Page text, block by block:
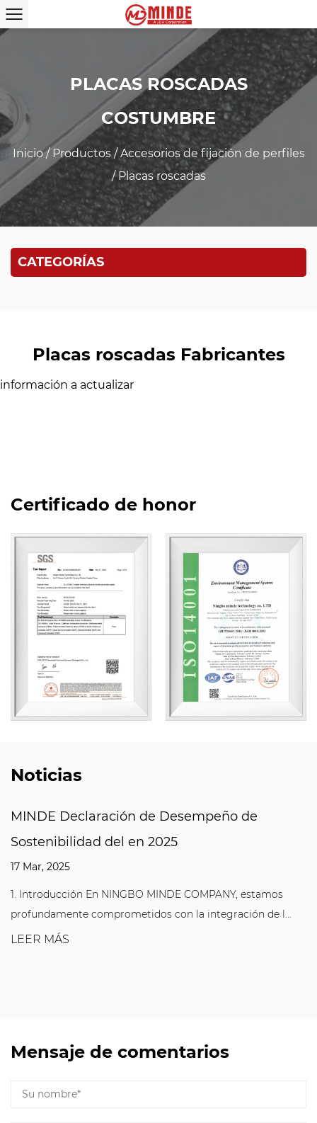
PLACAS ROSCADAS
COSTUMBRE
Inicio/ Productos/Accesorios de fijación de perfiles
/Placas roscadas
CATEGORÍAS
Placas roscadas Fabricantes
información a actualizar
Certificado de honor
Noticias
MINDE Declaración de Desempeño de
Sostenibilidad del en 2025
17 Mar, 2025
1. Introducción En NINGBO MINDE COMPANY, estamos
profundamente comprometidos con la integración de l...
LEER MÁS
Mensaje de comentarios